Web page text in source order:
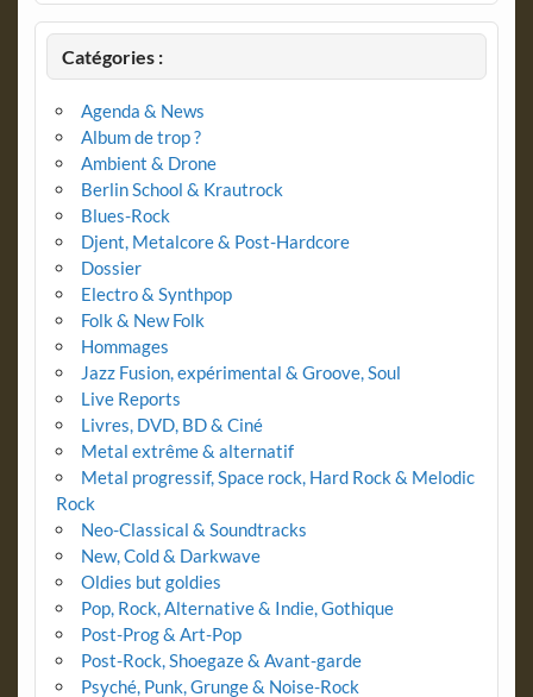
Catégories :
Agenda & News
Album de trop ?
Ambient & Drone
Berlin School & Krautrock
Blues-Rock
Djent, Metalcore & Post-Hardcore
Dossier
Electro & Synthpop
Folk & New Folk
Hommages
Jazz Fusion, expérimental & Groove, Soul
Live Reports
Livres, DVD, BD & Ciné
Metal extrême & alternatif
Metal progressif, Space rock, Hard Rock & Melodic
Rock
Neo-Classical & Soundtracks
New, Cold & Darkwave
Oldies but goldies
Pop, Rock, Alternative & Indie, Gothique
Post-Prog & Art-Pop
Post-Rock, Shoegaze & Avant-garde
Psyché, Punk, Grunge & Noise-Rock